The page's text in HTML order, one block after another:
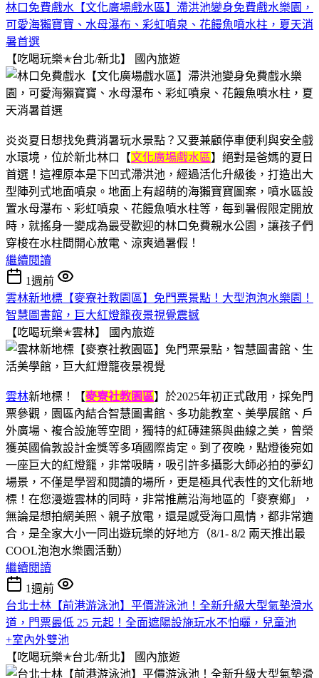
林口免費戲水【文化廣場戲水區】滯洪池變身免費戲水樂園，
可愛海獺寶寶、水母瀑布、彩虹噴泉、花饅魚噴水柱，夏天消
暑首選
【吃喝玩樂✭台北/新北】
國內旅遊
炎炎夏日想找免費消暑玩水景點？又要兼顧停車便利與安全戲
水環境，位於新北林口【文化廣場戲水區】絕對是爸媽的夏日
首選！這裡原本是下凹式滯洪池，經過活化升級後，打造出大
型陣列式地面噴泉。地面上有超萌的海獺寶寶圖案，噴水區設
置水母瀑布、彩虹噴泉、花饅魚噴水柱等，每到暑假限定開放
時，就搖身一變成為最受歡迎的林口免費親水公園，讓孩子們
穿梭在水柱間開心放電、涼爽過暑假！
繼續閱讀
1週前
雲林新地標【麥寮社教園區】免門票景點！大型泡泡水樂園！
智慧圖書館，巨大紅燈籠夜景視覺震撼
【吃喝玩樂✭雲林】
國內旅遊
雲林新地標！【麥寮社教園區】於2025年初正式啟用，採免門
票參觀，園區內結合智慧圖書館、多功能教室、美學展館、戶
外廣場、複合設施等空間，獨特的紅磚建築與曲線之美，曾榮
獲英國倫敦設計金獎等多項國際肯定。到了夜晚，點燈後宛如
一座巨大的紅燈籠，非常吸睛，吸引許多攝影大師必拍的夢幻
場景，不僅是學習和閱讀的場所，更是極具代表性的文化新地
標！在您漫遊雲林的同時，非常推薦沿海地區的「麥寮鄉」，
無論是想拍網美照、親子放電，還是感受海口風情，都非常適
合，是全家大小一同出遊玩樂的好地方（8/1- 8/2 兩天推出最
COOL泡泡水樂園活動）
繼續閱讀
1週前
台北士林【前港游泳池】平價游泳池！全新升級大型氣墊滑水
道，門票最低 25 元起！全面遮陽設施玩水不怕曬，兒童池
+室內外雙池
【吃喝玩樂✭台北/新北】
國內旅遊